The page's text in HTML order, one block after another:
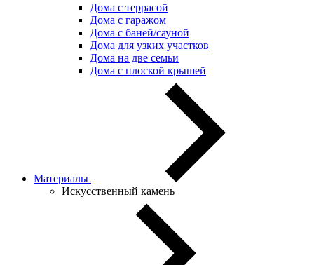
Дома с террасой
Дома с гаражом
Дома с баней/сауной
Дома для узких участков
Дома на две семьи
Дома с плоской крышей
Материалы
Искусственный камень